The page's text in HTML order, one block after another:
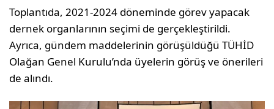
Toplantıda, 2021-2024 döneminde görev yapacak
dernek organlarının seçimi de gerçekleştirildi.
Ayrıca, gündem maddelerinin görüşüldüğü TÜHİD
Olağan Genel Kurulu’nda üyelerin görüş ve önerileri
de alındı.